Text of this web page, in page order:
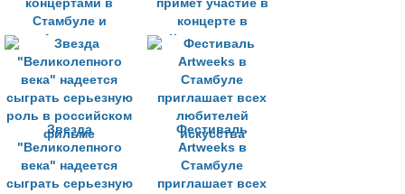
концертами в
Стамбуле и
Анталье
примет участие в
концерте в
Кремлевском
дворце
Звезда
"Великолепного
века" надеется
сыграть серьезную
Фестиваль
Artweeks в
Стамбуле
приглашает всех